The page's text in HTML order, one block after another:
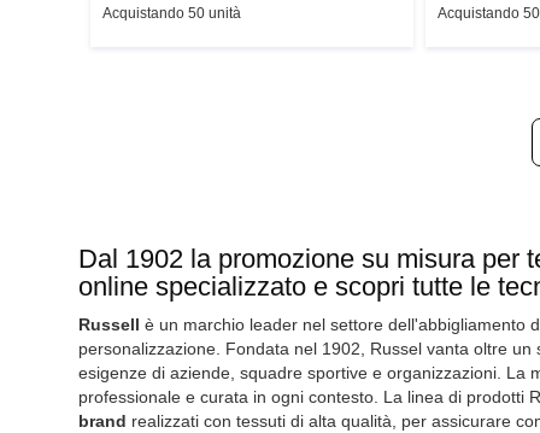
Acquistando 50 unità
Acquistando
Dal 1902 la promozione su misura per
online specializzato e scopri tutte le
Russell è un marchio leader nel settore dell'abbigliamento
personalizzazione. Fondata nel 1902, Russel vanta oltre
esigenze di aziende, squadre sportive e organizzazioni.
professionale e curata in ogni contesto. La linea di prodotti
brand realizzati con tessuti di alta qualità, per assicurare